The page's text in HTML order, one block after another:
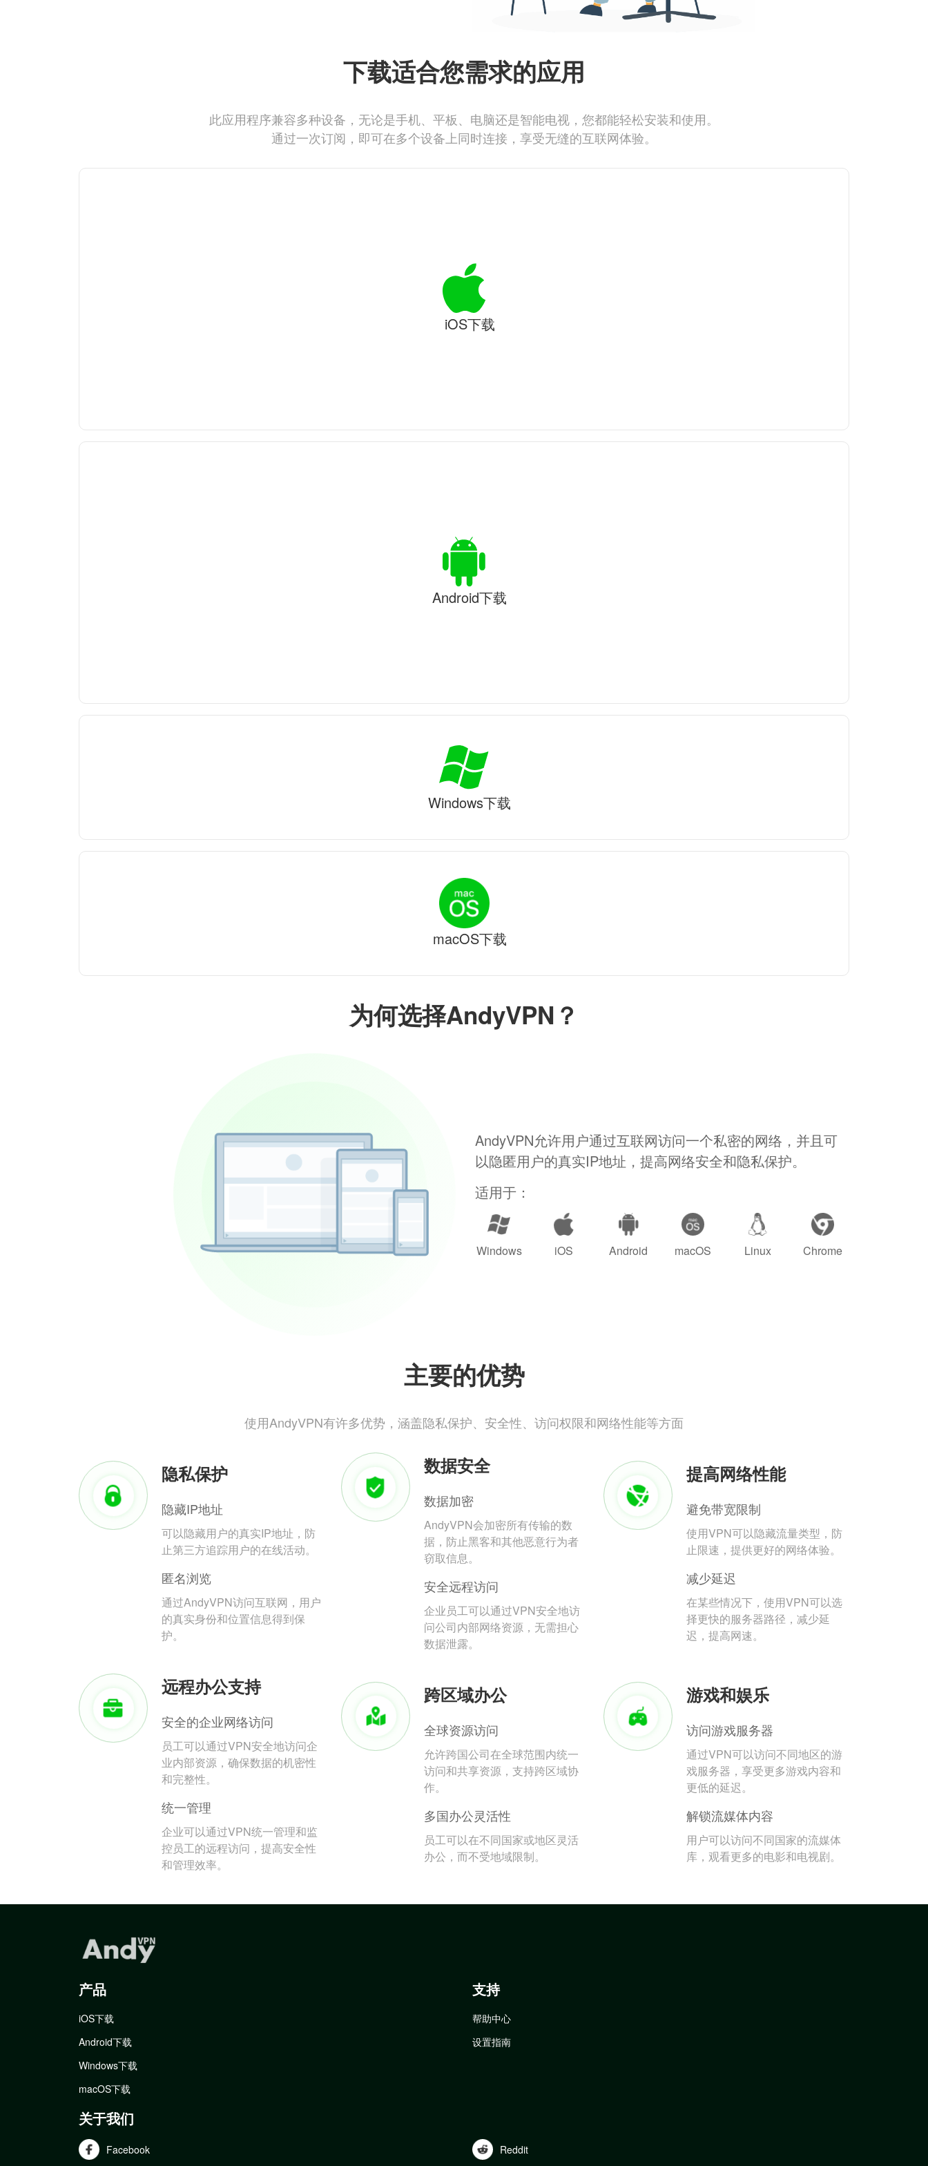
为何选择AndyVPN？
AndyVPN允许用户通过互联网访问一个私密的网络，并且可
以隐匿用户的真实IP地址，提高网络安全和隐私保护。
适用于：
Windows iOS Android macOS Linux Chrome
主要的优势
使用AndyVPN有许多优势，涵盖隐私保护、安全性、访问权限和网络性能等方面
隐私保护
隐藏IP地址
可以隐藏用户的真实IP地址，防
止第三方追踪用户的在线活动。
匿名浏览
通过AndyVPN访问互联网，用户
的真实身份和位置信息得到保
护。
数据安全
数据加密
AndyVPN会加密所有传输的数
据，防止黑客和其他恶意行为者
窃取信息。
安全远程访问
企业员工可以通过VPN安全地访
问公司内部网络资源，无需担心
数据泄露。
提高网络性能
避免带宽限制
使用VPN可以隐藏流量类型，防
止限速，提供更好的网络体验。
减少延迟
在某些情况下，使用VPN可以选
择更快的服务器路径，减少延
迟，提高网速。
远程办公支持
安全的企业网络访问
员工可以通过VPN安全地访问企
业内部资源，确保数据的机密性
和完整性。
统一管理
企业可以通过VPN统一管理和监
控员工的远程访问，提高安全性
和管理效率。
跨区域办公
全球资源访问
允许跨国公司在全球范围内统一
访问和共享资源，支持跨区域协
作。
多国办公灵活性
员工可以在不同国家或地区灵活
办公，而不受地域限制。
游戏和娱乐
访问游戏服务器
通过VPN可以访问不同地区的游
戏服务器，享受更多游戏内容和
更低的延迟。
解锁流媒体内容
用户可以访问不同国家的流媒体
库，观看更多的电影和电视剧。
下载适合您需求的应用
此应用程序兼容多种设备，无论是手机、平板、电脑还是智能电视，您都能轻松安装和使用。
通过一次订阅，即可在多个设备上同时连接，享受无缝的互联网体验。
iOS下载
Android下载
Windows下载
macOS下载
产品
iOS下载
Android下载
Windows下载
macOS下载
支持
帮助中心
设置指南
关于我们
Facebook Reddit